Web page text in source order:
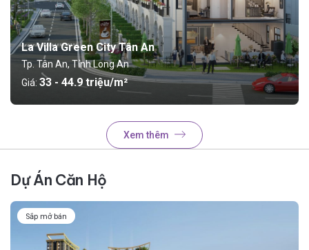
La Villa Green City Tân An
Tp. Tân An, Tỉnh Long An
Giá: 33 - 44.9 triệu/m²
Xem thêm
Dự Án Căn Hộ
Sắp mở bán